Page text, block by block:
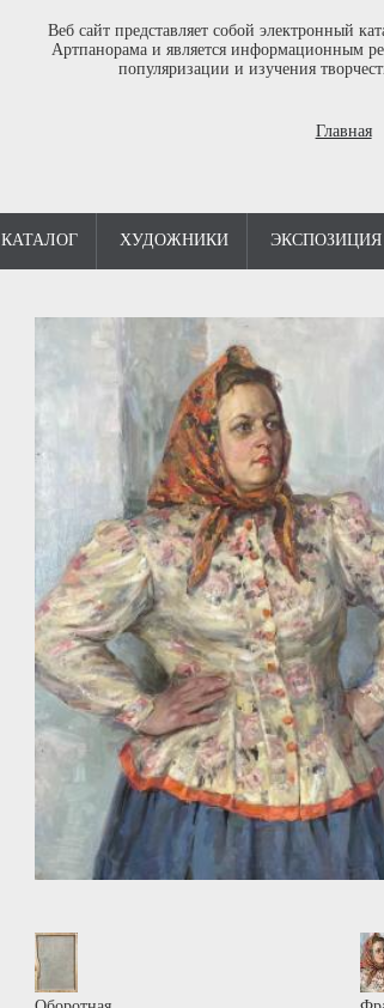
Веб сайт представляет собой электронный
Артпанорама и является информационным
популяризации и изучения
Главная
КАТАЛОГ ХУДОЖНИКИ ЭКСПОЗИЦИЯ